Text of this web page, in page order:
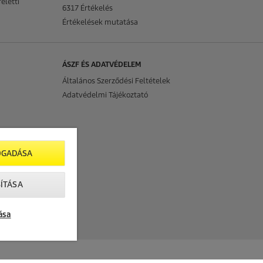
6317 Értékelés
Értékelések mutatása
ÁSZF ÉS ADATVÉDELEM
Általános Szerződési Feltételek
Adatvédelmi Tájékoztató